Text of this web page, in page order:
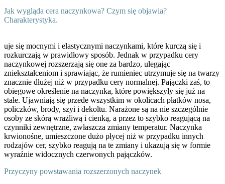
Jak wygląda cera naczynkowa? Czym się objawia?
Charakterystyka.
uje się mocnymi i elastycznymi naczynkami, które kurczą się i
rozkurczają w prawidłowy sposób. Jednak w przypadku cery
naczynkowej rozszerzają się one za bardzo, ulegając
zniekształceniom i sprawiając, że rumieniec utrzymuje się na twarzy
znacznie dłużej niż w przypadku cery normalnej. Pajączki zaś, to
obiegowe określenie na naczynka, które powiększyły się już na
stałe. Ujawniają się przede wszystkim w okolicach płatków nosa,
policzków, brody, szyi i dekoltu. Narażone są na nie szczególnie
osoby ze skórą wrażliwą i cienką, a przez to szybko reagującą na
czynniki zewnętrzne, zwłaszcza zmiany temperatur. Naczynka
krwionośne, umieszczone dużo płycej niż w przypadku innych
rodzajów cer, szybko reagują na te zmiany i ukazują się w formie
wyraźnie widocznych czerwonych pajączków.
Przyczyny powstawania rozszerzonych naczynek